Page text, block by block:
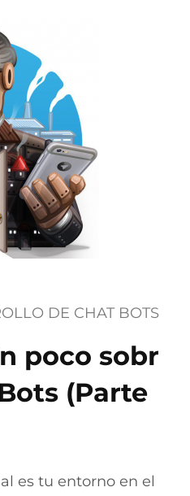
DE CHAT BOTS
poco sobr
(Parte
es tu entorno en el